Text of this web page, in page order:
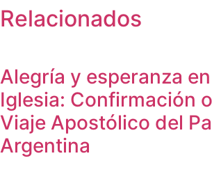
Relacionados
Alegría y esperanza
Iglesia: Confirmación
Viaje Apostólico del
Argentina